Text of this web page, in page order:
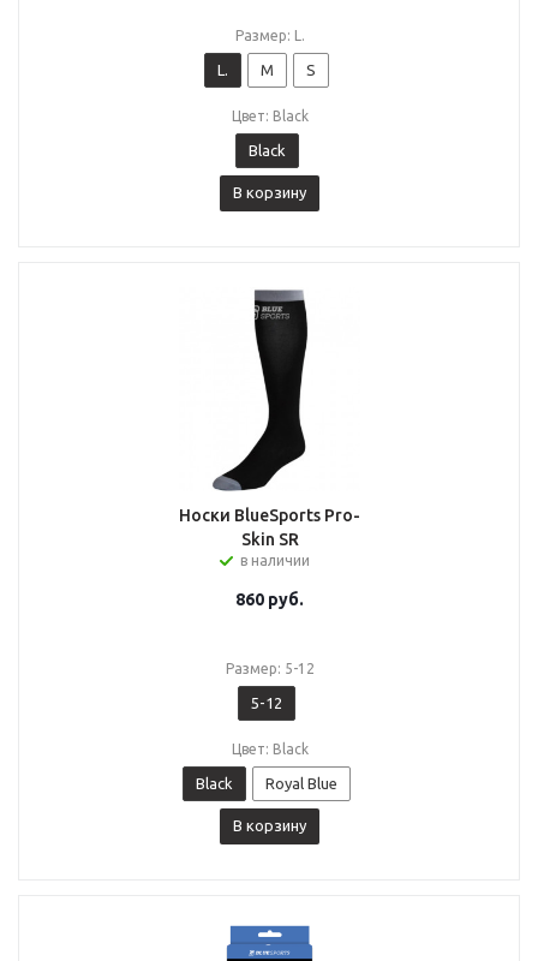
Размер: L.
L. M S
Цвет: Black
Black
В корзину
Носки BlueSports Pro-
Skin SR
в наличии
860 руб.
Размер: 5-12
5-12
Цвет: Black
Black Royal Blue
В корзину